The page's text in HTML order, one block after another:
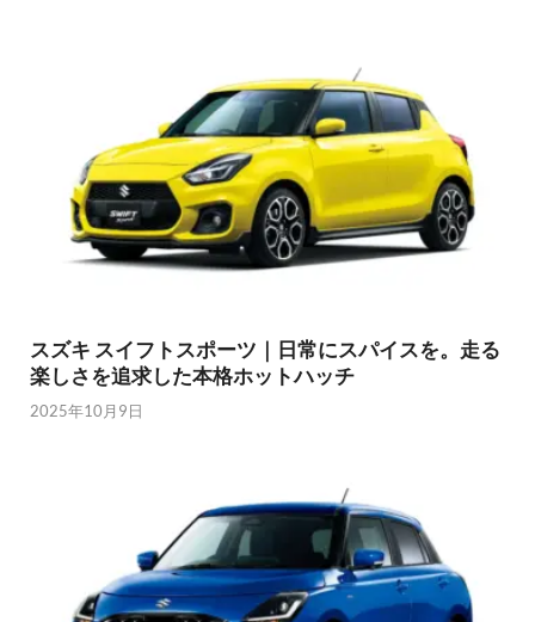
スズキ スイフトスポーツ｜日常にスパイスを。走る
楽しさを追求した本格ホットハッチ
2025年10月9日